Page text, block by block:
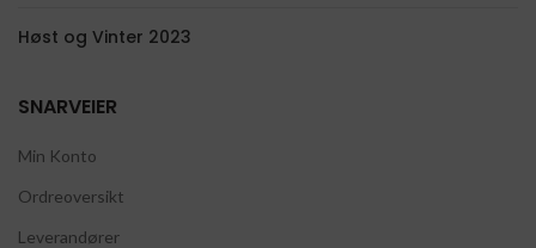
Høst og Vinter 2023
SNARVEIER
Min Konto
Ordreoversikt
Leverandører